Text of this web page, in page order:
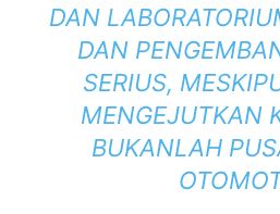
DAN
DAN
SERIUS,
MENGEJUTKAN
BUKANLAH